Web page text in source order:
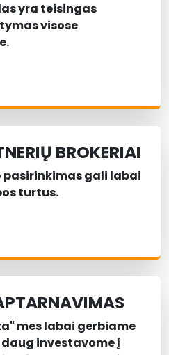
yra teisingas
visose
BROKERIAI
gali labai
turtus.
mes labai gerbiame
investavome į